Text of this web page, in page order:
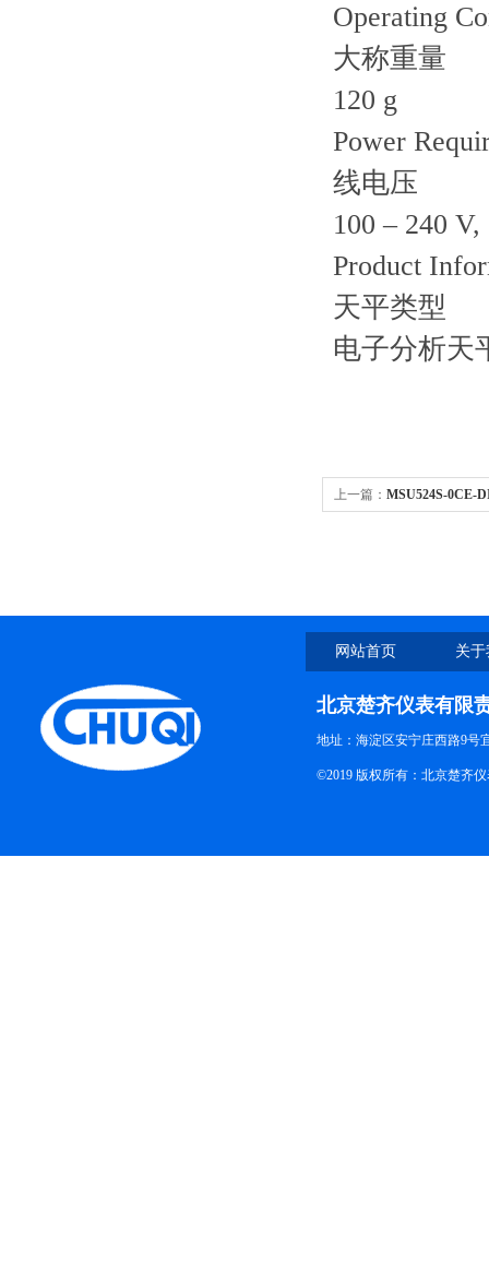
Operating
大称重量
120 g
Power
线电压
100 – 240
Product
天平类型
电子分析天
上一篇： MSU524S-0CE-
网站首页 关
北京楚齐仪表有限
地址：海淀区安宁庄西路9号
©2019 版权所有：北京楚齐